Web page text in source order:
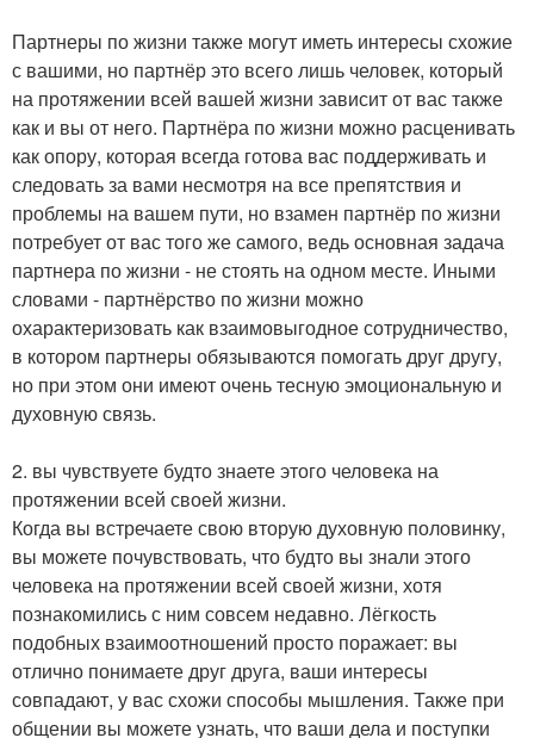
Партнеры по жизни также могут иметь интересы схожие
с вашими, но партнёр это всего лишь человек, который
на протяжении всей вашей жизни зависит от вас также
как и вы от него. Партнёра по жизни можно расценивать
как опору, которая всегда готова вас поддерживать и
следовать за вами несмотря на все препятствия и
проблемы на вашем пути, но взамен партнёр по жизни
потребует от вас того же самого, ведь основная задача
партнера по жизни - не стоять на одном месте. Иными
словами - партнёрство по жизни можно
охарактеризовать как взаимовыгодное сотрудничество,
в котором партнеры обязываются помогать друг другу,
но при этом они имеют очень тесную эмоциональную и
духовную связь.
2. вы чувствуете будто знаете этого человека на
протяжении всей своей жизни.
Когда вы встречаете свою вторую духовную половинку,
вы можете почувствовать, что будто вы знали этого
человека на протяжении всей своей жизни, хотя
познакомились с ним совсем недавно. Лёгкость
подобных взаимоотношений просто поражает: вы
отлично понимаете друг друга, ваши интересы
совпадают, у вас схожи способы мышления. Также при
общении вы можете узнать, что ваши дела и поступки